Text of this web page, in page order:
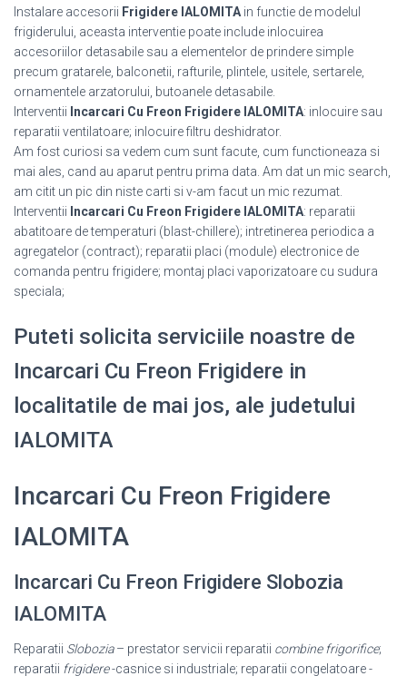
Instalare accesorii Frigidere IALOMITA in functie de modelul
frigiderului, aceasta interventie poate include inlocuirea
accesoriilor detasabile sau a elementelor de prindere simple
precum gratarele, balconetii, rafturile, plintele, usitele, sertarele,
ornamentele arzatorului, butoanele detasabile.
Interventii Incarcari Cu Freon Frigidere IALOMITA: inlocuire sau
reparatii ventilatoare; inlocuire filtru deshidrator.
Am fost curiosi sa vedem cum sunt facute, cum functioneaza si
mai ales, cand au aparut pentru prima data. Am dat un mic search,
am citit un pic din niste carti si v-am facut un mic rezumat.
Interventii Incarcari Cu Freon Frigidere IALOMITA: reparatii
abatitoare de temperaturi (blast-chillere); intretinerea periodica a
agregatelor (contract); reparatii placi (module) electronice de
comanda pentru frigidere; montaj placi vaporizatoare cu sudura
speciala;
Puteti solicita serviciile noastre de
Incarcari Cu Freon Frigidere in
localitatile de mai jos, ale judetului
IALOMITA
Incarcari Cu Freon Frigidere
IALOMITA
Incarcari Cu Freon Frigidere Slobozia
IALOMITA
Reparatii Slobozia– prestator servicii reparatii combine frigorifice;
reparatii frigidere-casnice si industriale; reparatii congelatoare -